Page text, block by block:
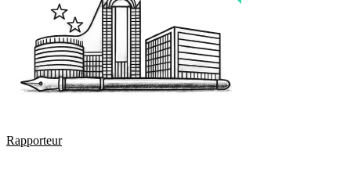
Rapporteur